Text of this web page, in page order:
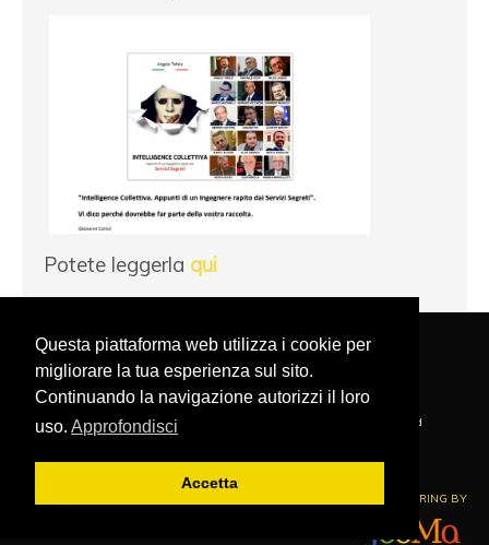
Questa piattaforma web utilizza i cookie per
migliorare la tua esperienza sul sito.
Continuando la navigazione autorizzi il loro
uso. Approfondisci
Accetta
Potete leggerla qui
FONDAZIONE MARGHERITA HACK - Copyright © 2020 . All Rights Reserved
Via XXIV Maggio, 9 - 64021 Giulianova (TE) ITALY
ENGINEERING BY